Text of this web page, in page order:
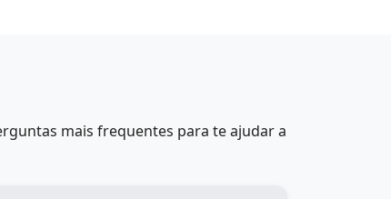
mais frequentes para te ajudar a